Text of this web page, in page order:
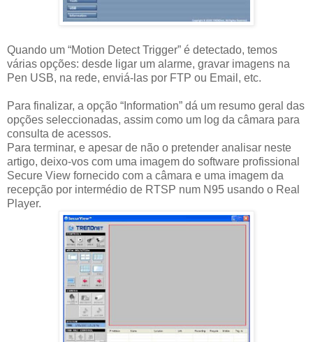
Quando um “Motion Detect Trigger” é detectado, temos
várias opções: desde ligar um alarme, gravar imagens na
Pen USB, na rede, enviá-las por FTP ou Email, etc.
Para finalizar, a opção “Information” dá um resumo geral das
opções seleccionadas, assim como um log da câmara para
consulta de acessos.
Para terminar, e apesar de não o pretender analisar neste
artigo, deixo-vos com uma imagem do software profissional
Secure View fornecido com a câmara e uma imagem da
recepção por intermédio de RTSP num N95 usando o Real
Player.